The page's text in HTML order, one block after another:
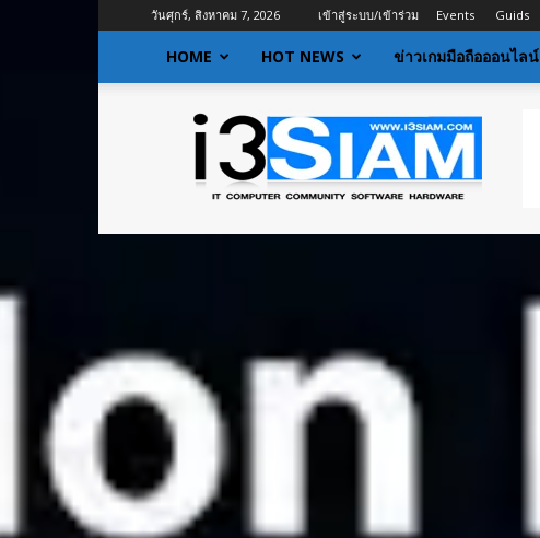
วันศุกร์, สิงหาคม 7, 2026 เข้าสู่ระบบ/เข้าร่วม Events Guids
HOME HOT NEWS ข่าวเกมมือถือออนไลน์
I3siam
ข่าว
ไอที
ข้อมูล